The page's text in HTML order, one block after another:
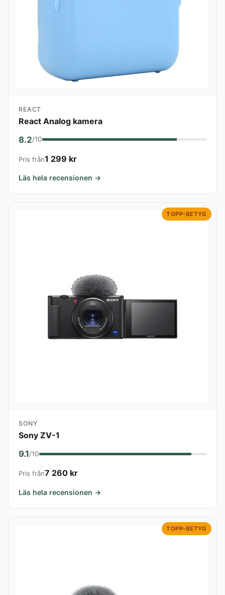
REACT
React Analog kamera
8.2/10
Pris från1 299 kr
Läs hela recensionen →
TOPP-BETYG
SONY
Sony ZV-1
9.1/10
Pris från7 260 kr
Läs hela recensionen →
TOPP-BETYG